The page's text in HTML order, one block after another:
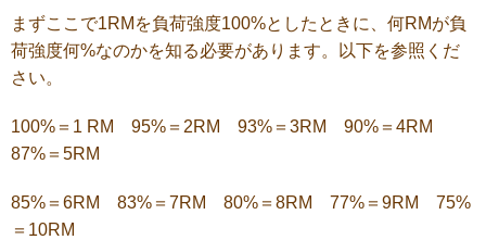
まずここで1RMを負荷強度100%としたときに、何RMが負
荷強度何%なのかを知る必要があります。以下を参照くだ
さい。
100%＝1 RM 95%＝2RM 93%＝3RM 90%＝4RM
87%＝5RM
85%＝6RM 83%＝7RM 80%＝8RM 77%＝9RM 75%
＝10RM